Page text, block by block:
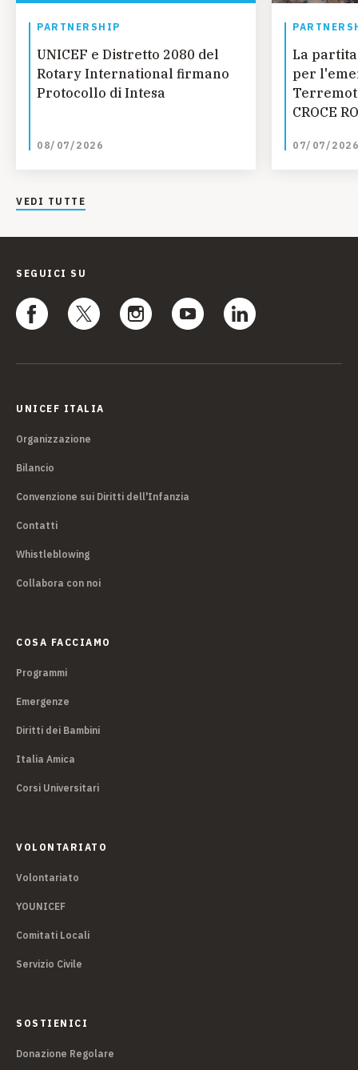
PARTNERSHIP
UNICEF e Distretto 2080 del
Rotary International firmano
Protocollo di Intesa
08/07/2026
La
per
CROCE
progetti
07/07/2026
VEDI TUTTE
SEGUICI SU
UNICEF ITALIA
Organizzazione
Bilancio
Convenzione sui Diritti dell'Infanzia
Contatti
Whistleblowing
Collabora con noi
COSA FACCIAMO
Programmi
Emergenze
Diritti dei Bambini
Italia Amica
Corsi Universitari
VOLONTARIATO
Volontariato
YOUNICEF
Comitati Locali
Servizio Civile
SOSTIENICI
Donazione Regolare